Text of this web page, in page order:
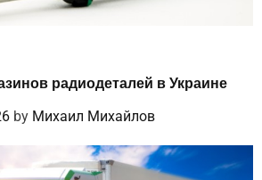
радиодеталей в Украине
by Михаил Михайлов